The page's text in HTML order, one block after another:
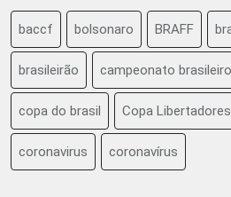
baccf bolsonaro BRAFF
brasileirão campeonato brasileiro
copa do brasil Copa
coronavirus coronavírus